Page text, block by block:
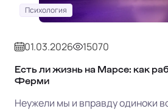
Психология
01.03.2026 15070
Есть ли жизнь на Марсе: как
Ферми
Неужели мы и вправду одиноки